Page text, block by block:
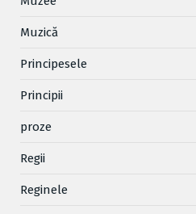
Muzică
Principesele
Principii
proze
Regii
Reginele